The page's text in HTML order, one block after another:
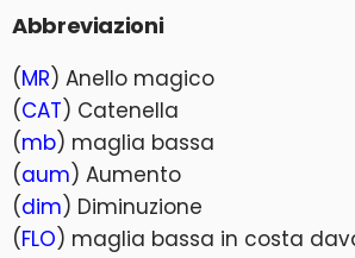
Abbreviazioni
(MR) Anello magico
(CAT) Catenella
(mb) maglia bassa
(aum) Aumento
(dim) Diminuzione
(FLO) maglia bassa in costa